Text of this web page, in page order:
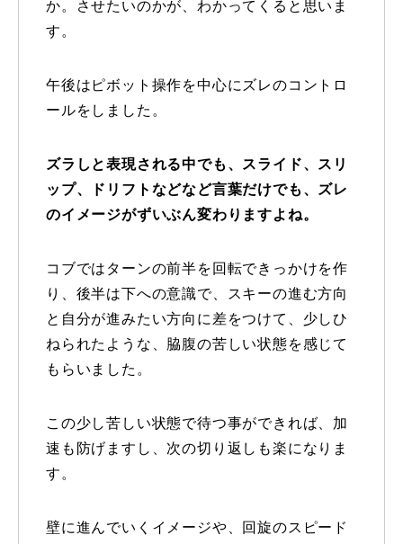
Online Store
コブ斜面の滑り方解説動画
プレゼント Present
プレゼント付メルマガ
常時メルマガ
お問合せ 特定商取引法に基づく表記 プライバシーポリシー
か。させたいのかが、わかってくると思いま
す。
午後はピボット操作を中心にズレのコントロ
ールをしました。
ズラしと表現される中でも、スライド、スリ
ップ、ドリフトなどなど言葉だけでも、ズレ
のイメージがずいぶん変わりますよね。
コブではターンの前半を回転できっかけを作
り、後半は下への意識で、スキーの進む方向
と自分が進みたい方向に差をつけて、少しひ
ねられたような、脇腹の苦しい状態を感じて
もらいました。
この少し苦しい状態で待つ事ができれば、加
速も防げますし、次の切り返しも楽になりま
す。
壁に進んでいくイメージや、回旋のスピード